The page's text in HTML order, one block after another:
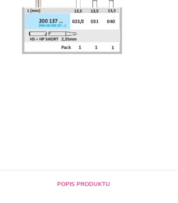
POPIS PRODUKTU